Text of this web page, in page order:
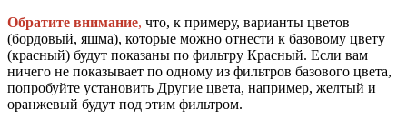
Обратите внимание, что, к примеру, варианты цветов
(бордовый, яшма), которые можно отнести к базовому цвету
(красный) будут показаны по фильтру Красный. Если вам
ничего не показывает по одному из фильтров базового цвета,
попробуйте установить Другие цвета, например, желтый и
оранжевый будут под этим фильтром.